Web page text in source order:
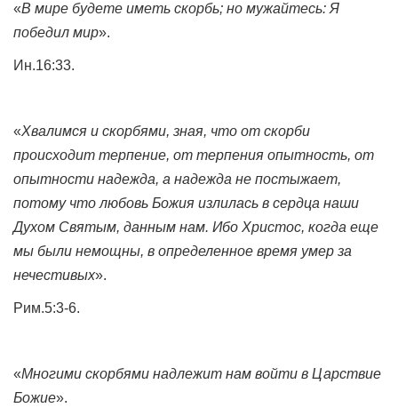
«В мире будете иметь скорбь; но мужайтесь: Я
победил мир».
Ин.16:33.
«Хвалимся и скорбями, зная, что от скорби
происходит терпение, от терпения опытность, от
опытности надежда, а надежда не постыжает,
потому что любовь Божия излилась в сердца наши
Духом Святым, данным нам. Ибо Христос, когда еще
мы были немощны, в определенное время умер за
нечестивых».
Рим.5:3-6.
«Многими скорбями надлежит нам войти в Царствие
Божие».